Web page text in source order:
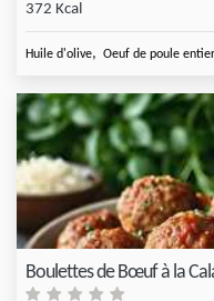
372 Kcal
Huile d'olive, Oeuf de poule entier
Boulettes de Bœuf à la